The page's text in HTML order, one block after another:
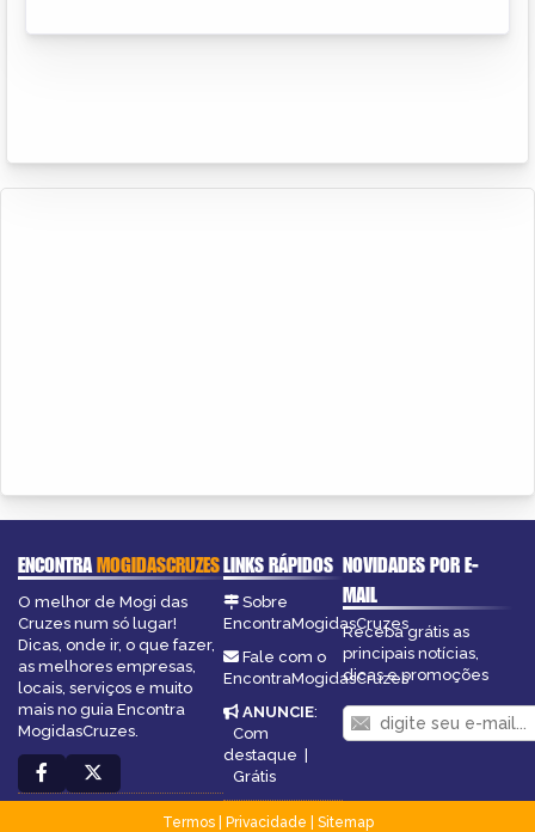
ENCONTRAMOGIDASCRUZES
O melhor de Mogi das
Cruzes num só lugar!
Dicas, onde ir, o que fazer,
as melhores empresas,
locais, serviços e muito
mais no guia Encontra
MogidasCruzes.
LINKS RÁPIDOS
Sobre
EncontraMogidasCruzes
Fale com o
EncontraMogidasCruzes
ANUNCIE:
Com
destaque |
Grátis
NOVIDADES POR E-
MAIL
Receba grátis as
principais notícias,
dicas e promoções
Termos| Privacidade
Sitemap